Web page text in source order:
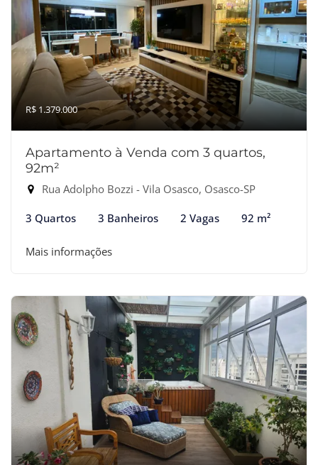
R$ 1.379.000
Apartamento à Venda com 3 quartos,
92m²
Rua Adolpho Bozzi - Vila Osasco, Osasco-SP
3 Quartos 3 Banheiros 2 Vagas 92 m²
Mais informações